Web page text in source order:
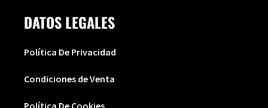
DATOS LEGALES
Política De Privacidad
Condiciones de Venta